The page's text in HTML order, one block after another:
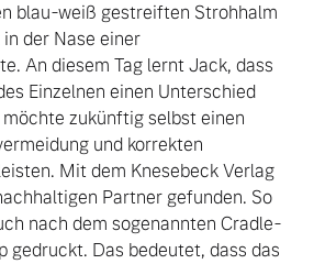
blau-weiß gestreiften Strohhalm
der Nase einer
An diesem Tag lernt Jack, dass
Einzelnen einen Unterschied
möchte zukünftig selbst einen
und korrekten
Mit dem Knesebeck Verlag
Partner gefunden. So
nach dem sogenannten Cradle-
gedruckt. Das bedeutet, dass das